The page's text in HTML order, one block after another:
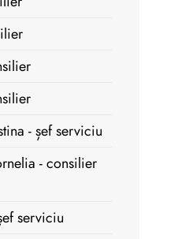
- șef serviciu
- consilier
serviciu